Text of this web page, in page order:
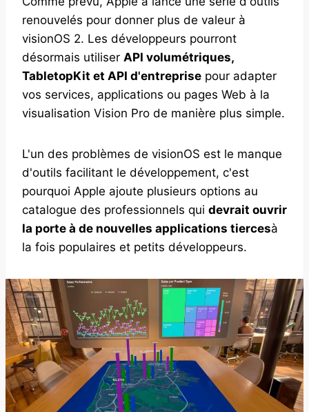
renouvelés pour donner plus de valeur à
visionOS 2. Les développeurs pourront
désormais utiliser API volumétriques,
TabletopKit et API d'entreprise pour adapter
vos services, applications ou pages Web à la
visualisation Vision Pro de manière plus simple.
L'un des problèmes de visionOS est le manque
d'outils facilitant le développement, c'est
pourquoi Apple ajoute plusieurs options au
catalogue des professionnels qui devrait ouvrir
la porte à de nouvelles applications tiercesà
la fois populaires et petits développeurs.